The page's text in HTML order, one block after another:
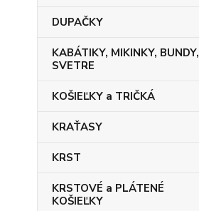
DUPAČKY
KABÁTIKY, MIKINKY, BUNDY,
SVETRE
KOŠIEĽKY a TRIČKÁ
KRAŤASY
KRST
KRSTOVÉ a PLÁTENÉ
KOŠIEĽKY